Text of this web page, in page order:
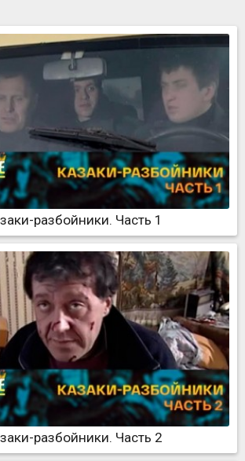
разбойники. Часть 1
разбойники. Часть 2